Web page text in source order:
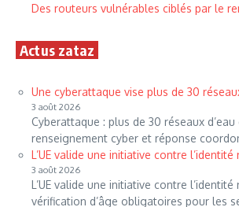
Des routeurs vulnérables ciblés par le
Actus zataz
Une cyberattaque vise plus de 30
3 août 2026
Cyberattaque : plus de 30 réseaux d’eau
renseignement cyber et réponse
L’UE valide une initiative contre l’identité
3 août 2026
L’UE valide une initiative contre
vérification d’âge obligatoires pour les